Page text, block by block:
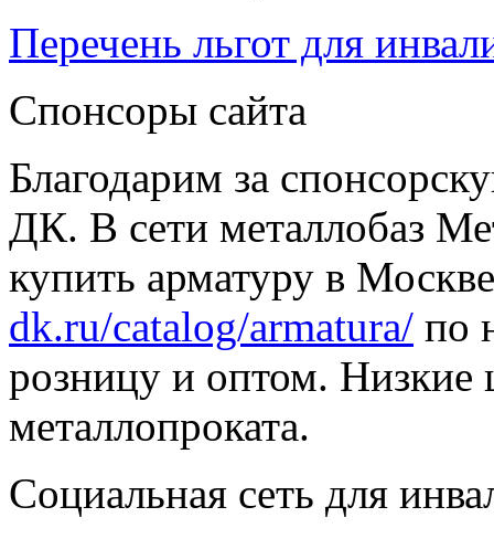
Перечень льгот для
Спонсоры сайта
Благодарим за
ДК. В сети металлобаз
купить арматуру в
dk.ru/catalog/armatura/ по
розницу и оптом. Низкие
металлопроката.
Социальная сеть для